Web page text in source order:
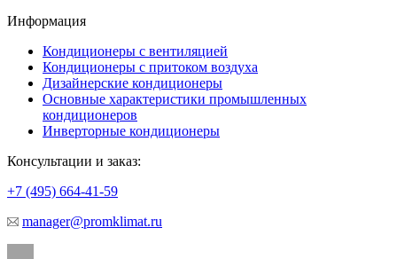
Информация
Кондиционеры с вентиляцией
Кондиционеры с притоком воздуха
Дизайнерские кондиционеры
Основные характеристики промышленных
кондиционеров
Инверторные кондиционеры
Консультации и заказ:
+7 (495) 664-41-59
manager@promklimat.ru